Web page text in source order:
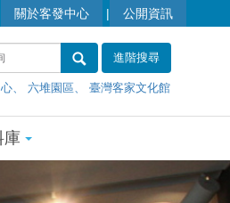
關於客發中心 公開資訊
進階搜尋
六堆園區 臺灣客家文化館
庫